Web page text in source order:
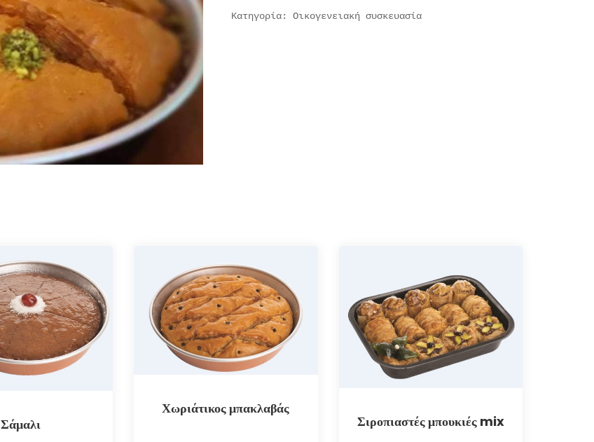
Κατηγορία: Οικογενειακή συσκευασία
Σάμαλι
Χωριάτικος μπακλαβάς
Σιροπιαστές μπουκιές mix